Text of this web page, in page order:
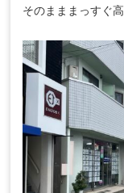
そのまままっすぐ